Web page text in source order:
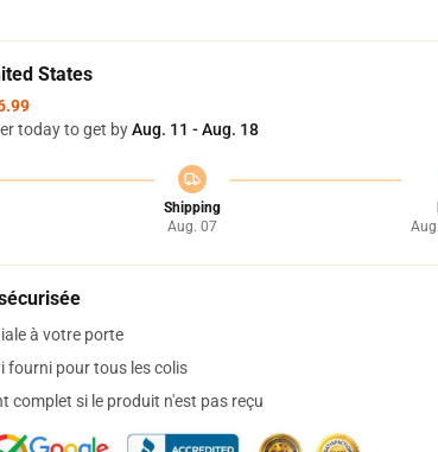
States
today to get byAug. 11 - Aug. 18
Shipping
Aug. 07
à votre porte
fourni pour tous les colis
complet si le produit n'est pas reçu